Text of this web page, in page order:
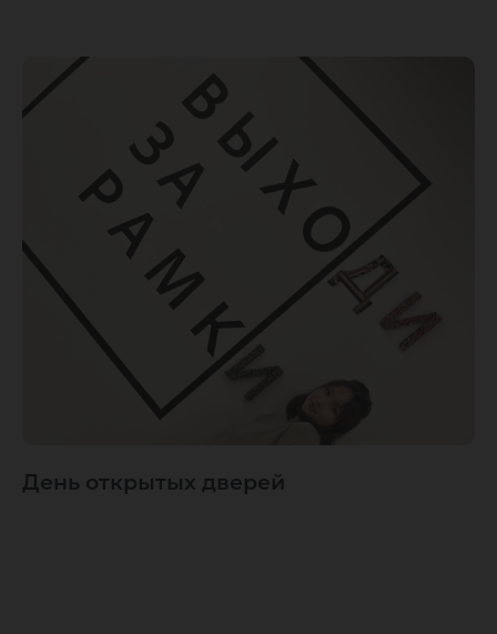
День открытых дверей